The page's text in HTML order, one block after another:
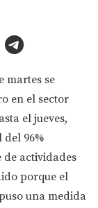
martes se
en el sector
el jueves,
96%
de actividades
porque el
una medida